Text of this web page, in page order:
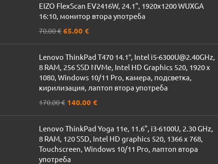
EIZO FlexScan EV2416W, 24.1", 1920x1200 WUXGA
16:10, монитор втора употреба
70.00€ 65.00 €
Lenovo ThinkPad T470 14.1″, Intel i5-6300U@2.40GHz,
8 RAM, 256 SSD NVMe, Intel HD Graphics 520, 1920 x
1080, Windows 10/11 Pro, камера, подсветка,
кирилизация, лаптоп втора употреба
170.00€ 140.00 €
Lenovo ThinkPad Yoga 11e, 11.6", i3-6100U, 2.30 GHz,
8 RAM, 120 SSD, Intel HD graphics 520, 1366 x 768,
Touchscreen, Windows 10/11 Pro, лаптоп втора
употреба